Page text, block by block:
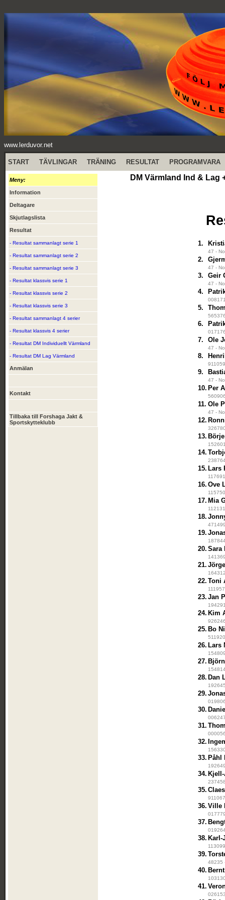
www.lerduvor.net
START TÄVLINGAR TRÄNING RESULTAT PROGRAMVARA
Meny:
Information
Deltagare
Skjutlagslista
Resultat
- Resultat sammanlagt serie 1
- Resultat sammanlagt serie 2
- Resultat sammanlagt serie 3
- Resultat klassvis serie 1
- Resultat klassvis serie 2
- Resultat klassvis serie 3
- Resultat sammanlagt 4 serier
- Resultat klassvis 4 serier
- Resultat DM Individuellt Värmland
- Resultat DM Lag Värmland
Anmälan
Kontakt
Tillbaka till Forshaga Jakt &
Sportskytteklubb
DM Värmland Ind &
1.
47 -
2.
47 -
3. Geir
47 -
4.
5.
6.
7. Ole
47 -
8.
9.
47 -
10. Per
11. Ole
47 -
12.
13.
14.
15. Lars
16. Ove
17. Mia
18.
19.
20. Sara
21.
22. Toni
23. Jan
24. Kim
25. Bo
26. Lars
27.
28. Dan
29.
30.
31.
32.
33. Påhl
34.
35.
36. Ville
37.
38. Karl-
39.
48235
40.
41.